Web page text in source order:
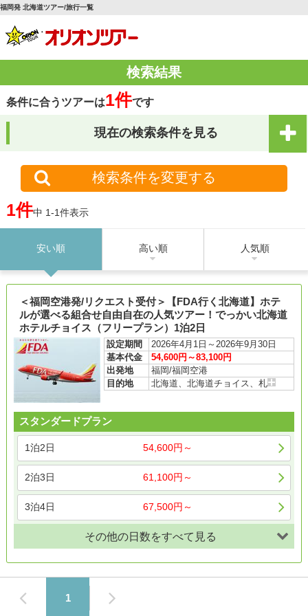
福岡発 北海道ツアー/旅行一覧
検索結果
条件に合うツアーは1件です
現在の検索条件を見る
検索条件を変更する
1件中 1-1件表示
安い順 高い順 人気順
＜福岡空港発/リクエスト受付＞【FDA行く北海道】ホテ
ルが選べる組合せ自由自在の人気ツアー！でっかい北海道
ホテルチョイス（フリープラン）1泊2日
設定期間
2026年4月1日～2026年9月30日
基本代金
54,600円～83,100円
出発地
福岡/福岡空港
目的地
北海道、北海道チョイス、札
スタンダードプラン
1泊2日 54,600円～
2泊3日 61,100円～
3泊4日 67,500円～
その他の日数をすべて見る
1